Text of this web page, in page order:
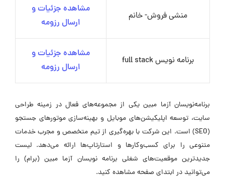
منشی فروش- خانم
مشاهده جزئیات و
ارسال رزومه
برنامه نویس full stack
مشاهده جزئیات و
ارسال رزومه
برنامه‌نویسان آزما مبین یکی از مجموعه‌های فعال در زمینه طراحی
سایت، توسعه اپلیکیشن‌های موبایل و بهینه‌سازی موتورهای جستجو
(SEO) است. این شرکت با بهره‌گیری از تیم متخصص و مجرب خدمات
متنوعی را برای کسب‌وکارها و استارتاپ‌ها ارائه می‌دهد. لیست
جدیدترین موقعیت‌های شغلی برنامه نویسان آزما مبین (برام) را
می‌توانید در ابتدای صفحه مشاهده کنید.